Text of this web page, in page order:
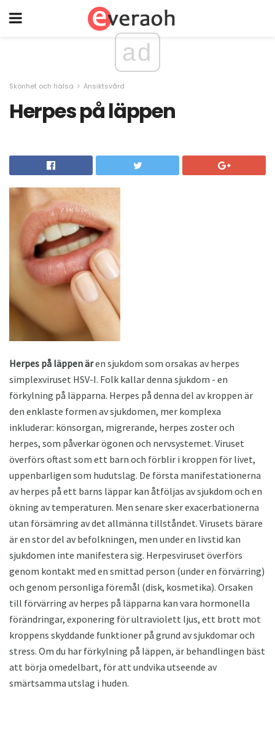
ad
Skönhet och hälsa Ansiktsvård
Herpes på läppen
Herpes på läppen ären sjukdom som orsakas av herpes
simplexviruset HSV-I. Folk kallar denna sjukdom - en
förkylning på läpparna. Herpes på denna del av kroppen är
den enklaste formen av sjukdomen, mer komplexa
inkluderar: könsorgan, migrerande, herpes zoster och
herpes, som påverkar ögonen och nervsystemet. Viruset
överförs oftast som ett barn och förblir i kroppen för livet,
uppenbarligen som hudutslag. De första manifestationerna
av herpes på ett barns läppar kan åtföljas av sjukdom och en
ökning av temperaturen. Men senare sker exacerbationerna
utan försämring av det allmänna tillståndet. Virusets bärare
är en stor del av befolkningen, men under en livstid kan
sjukdomen inte manifestera sig. Herpesviruset överförs
genom kontakt med en smittad person (under en förvärring)
och genom personliga föremål (disk, kosmetika). Orsaken
till förvärring av herpes på läpparna kan vara hormonella
förändringar, exponering för ultraviolett ljus, ett brott mot
kroppens skyddande funktioner på grund av sjukdomar och
stress. Om du har förkylning på läppen, är behandlingen bäst
att börja omedelbart, för att undvika utseende av
smärtsamma utslag i huden.